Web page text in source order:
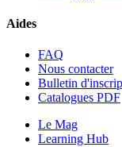
Aides
FAQ
Nous contacter
Bulletin
Catalogues PDF
Le Mag
Learning Hub